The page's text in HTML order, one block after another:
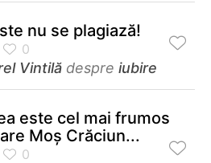
nu se plagiază!
Vintilă despre iubire
este cel mai frumos
Moş Crăciun...